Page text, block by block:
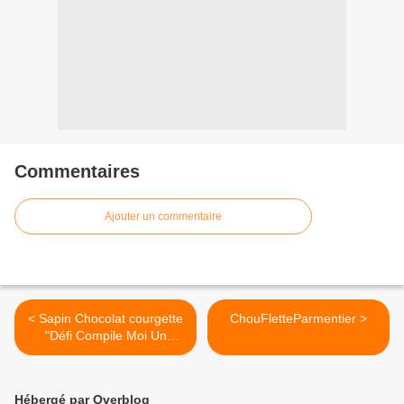
Commentaires
Ajouter un commentaire
< Sapin Chocolat courgette
"Défi Compile Moi Un
Menu" Choco Passion -
ChouFletteParmentier >
Hébergé par Overblog